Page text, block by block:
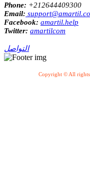
Phone: +212644409300
Email:
Facebook: amartil.help
Twitter: amartilcom
التواصل
Copyright © All